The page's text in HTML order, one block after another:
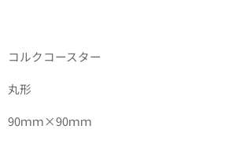
コルクコースター
丸形
90ｍｍ×90ｍｍ